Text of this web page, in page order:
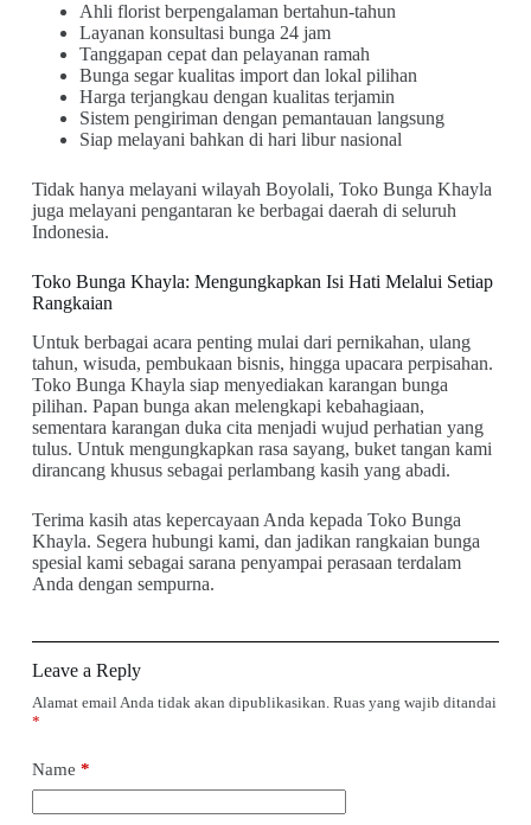
Ahli florist berpengalaman bertahun-tahun
Layanan konsultasi bunga 24 jam
Tanggapan cepat dan pelayanan ramah
Bunga segar kualitas import dan lokal pilihan
Harga terjangkau dengan kualitas terjamin
Sistem pengiriman dengan pemantauan langsung
Siap melayani bahkan di hari libur nasional
Tidak hanya melayani wilayah Boyolali, Toko Bunga Khayla
juga melayani pengantaran ke berbagai daerah di seluruh
Indonesia.
Toko Bunga Khayla: Mengungkapkan Isi Hati Melalui Setiap
Rangkaian
Untuk berbagai acara penting mulai dari pernikahan, ulang
tahun, wisuda, pembukaan bisnis, hingga upacara perpisahan.
Toko Bunga Khayla siap menyediakan karangan bunga
pilihan. Papan bunga akan melengkapi kebahagiaan,
sementara karangan duka cita menjadi wujud perhatian yang
tulus. Untuk mengungkapkan rasa sayang, buket tangan kami
dirancang khusus sebagai perlambang kasih yang abadi.
Terima kasih atas kepercayaan Anda kepada Toko Bunga
Khayla. Segera hubungi kami, dan jadikan rangkaian bunga
spesial kami sebagai sarana penyampai perasaan terdalam
Anda dengan sempurna.
Leave a Reply
Alamat email Anda tidak akan dipublikasikan. Ruas yang wajib ditandai
*
Name *